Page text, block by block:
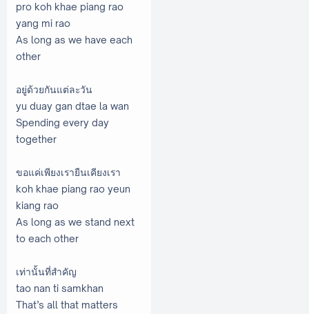
pro koh khae piang rao
yang mi rao
As long as we have each
other
อยู่ด้วยกันแต่ละวัน
yu duay gan dtae la wan
Spending every day
together
ขอแค่เพียงเรายืนเคียงเรา
koh khae piang rao yeun
kiang rao
As long as we stand next
to each other
เท่านั้นที่สำคัญ
tao nan ti samkhan
That’s all that matters